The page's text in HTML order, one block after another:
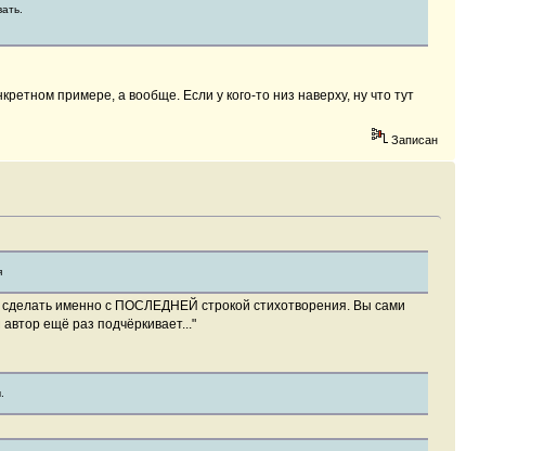
примере, а вообще. Если у кого-то низ наверху, ну что тут
Записан
сделать именно с ПОСЛЕДНЕЙ строкой стихотворения. Вы сами
ещё раз подчёркивает..."